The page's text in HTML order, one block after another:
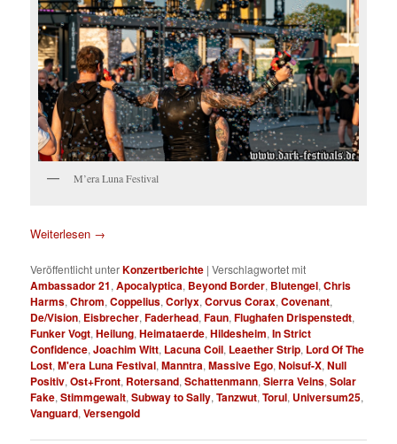
M’era Luna Festival
Weiterlesen →
Veröffentlicht unterKonzertberichte |Verschlagwortet mit
Ambassador 21,Apocalyptica, Beyond Border, Blutengel,Chris
Harms,Chrom,Coppelius,Corlyx,Corvus Corax,Covenant,
De/Vision, Eisbrecher,Faderhead,Faun,Flughafen Drispenstedt,
Funker Vogt,Heilung,Heimataerde,Hildesheim,In Strict
Confidence,Joachim Witt, Lacuna Coil, Leaether Strip, Lord Of The
Lost,M'era Luna Festival,Manntra,Massive Ego,Noisuf-X,Null
Positiv,Ost+Front, Rotersand,Schattenmann,Sierra Veins,Solar
Fake,Stimmgewalt,Subway to Sally,Tanzwut,Torul, Universum25,
Vanguard,Versengold